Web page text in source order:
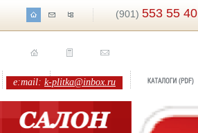
(901) 553 55 40
e:mail: k-plitka@inbox.ru